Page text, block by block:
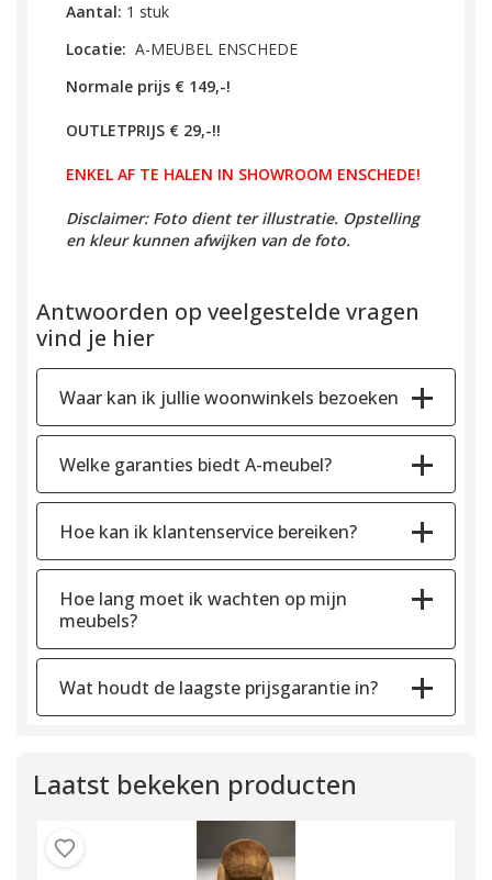
Aantal: 1 stuk
Locatie: A-MEUBEL ENSCHEDE
Normale prijs € 149,-!
OUTLETPRIJS € 29,-!!
ENKEL AF TE HALEN IN SHOWROOM ENSCHEDE!
Disclaimer: Foto dient ter illustratie. Opstelling
en kleur kunnen afwijken van de foto.
Antwoorden op veelgestelde vragen
vind je hier
Waar kan ik jullie woonwinkels bezoeken
Welke garanties biedt A-meubel?
Hoe kan ik klantenservice bereiken?
Hoe lang moet ik wachten op mijn
meubels?
Wat houdt de laagste prijsgarantie in?
Laatst bekeken producten